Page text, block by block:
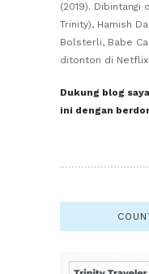
(2019). Dibintangi
Trinity), Hamish
Bolsterli, Babe
ditonton di
Dukung blog
ini dengan